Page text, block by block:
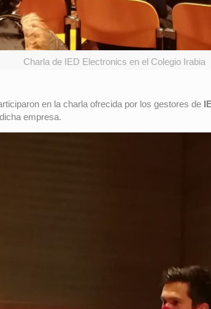
Charla de IED Electronics en el Colegio Irabia
en la charla ofrecida por los gestores de
empresa.